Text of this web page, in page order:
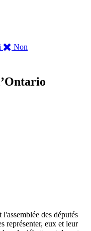
,
été
Non
m’a
des députés
représenter, eux et leur